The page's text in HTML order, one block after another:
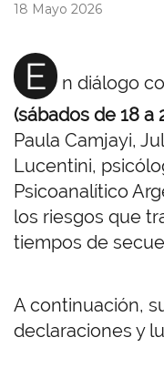
A
pp m
18 Mayo 2026
E n diálogo
(sábados de 18 a
Paula Camjayi,
Lucentini,
Psicoanalítico
los riesgos que
tiempos de
A continuación,
declaraciones y